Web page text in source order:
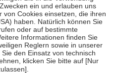
vollendeten 18. Lebensjahr
Früherkennung, die von der